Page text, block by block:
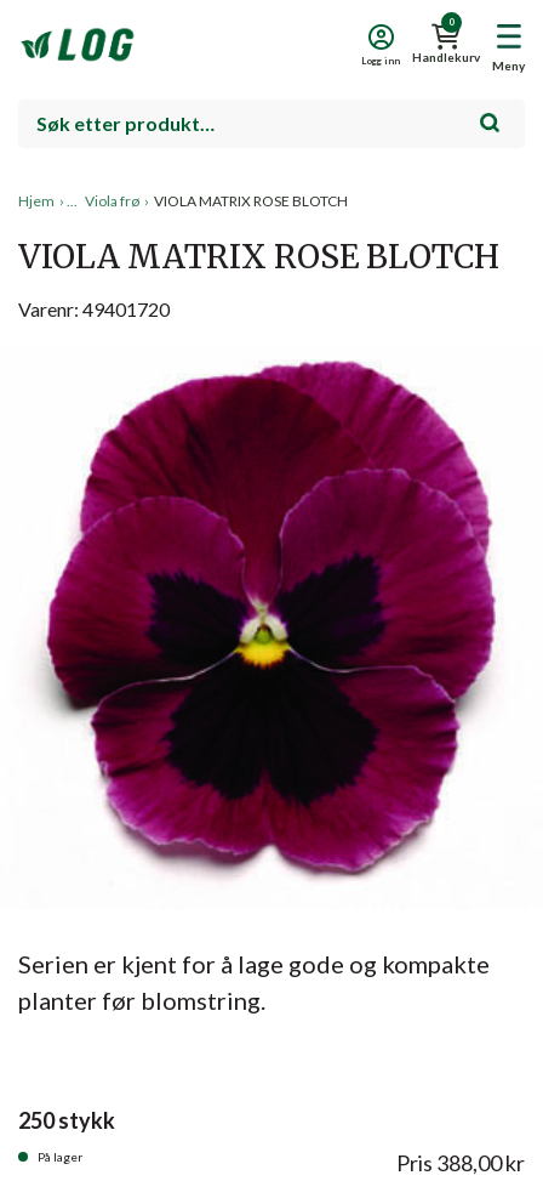
Meny
0
Handlekurv
Logg inn
Hjem › Viola frø › VIOLA MATRIX ROSE BLOTCH
VIOLA MATRIX ROSE BLOTCH
Varenr: 49401720
Serien er kjent for å lage gode og kompakte
planter før blomstring.
250 stykk
På lager Pris 388,00kr